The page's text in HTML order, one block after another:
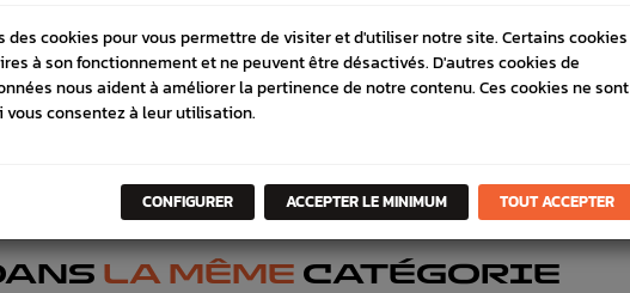
LA MÊME CATÉGORIE
des cookies pour vous permettre de visiter et d'utiliser notre site. Certains cookies
à son fonctionnement et ne peuvent être désactivés. D'autres cookies de
nous aident à améliorer la pertinence de notre contenu. Ces cookies ne sont
vous consentez à leur utilisation.
CONFIGURER ACCEPTER LE MINIMUM TOUT ACCEPTER